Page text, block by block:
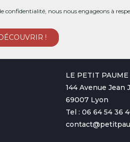
confidentialité, nous nous engageons à
LE PETIT PAUME
144 Avenue Jean
69007 Lyon
Tel : 06 64 54 36